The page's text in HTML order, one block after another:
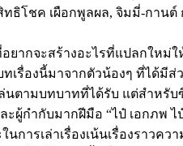
โชค เผือกพูลผล, จิมมี่-กานต์
ยากจะสร้างอะไรที่แปลกใหม่
เรื่องนี้มาจากตัวน้องๆ ที่ได้มี
ตามบทบาทที่ได้รับ แต่สำหรับ
ผู้กำกับมากฝีมือ “ไป๋ เอกภพ ไ
นการเล่าเรื่องเน้นเรื่องราว